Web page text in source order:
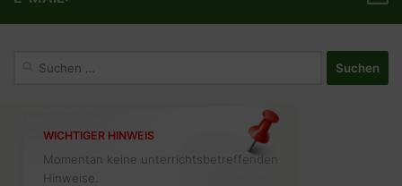
WICHTIGER HINWEIS
Momentan keine unterrichtsbetreffenden
Hinweise.